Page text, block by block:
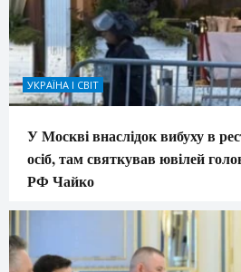
УКРАЇНА І СВІТ
У Москві внаслідок вибуху в
осіб, там святкував ювілей
РФ Чайко